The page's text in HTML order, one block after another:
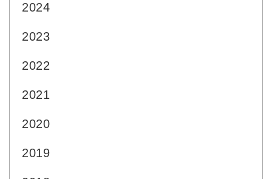
2024
2023
2022
2021
2020
2019